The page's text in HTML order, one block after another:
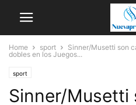
Home sport
Sinner/Musetti son
dobles en los Juegos...
sport
Sinner/Musetti